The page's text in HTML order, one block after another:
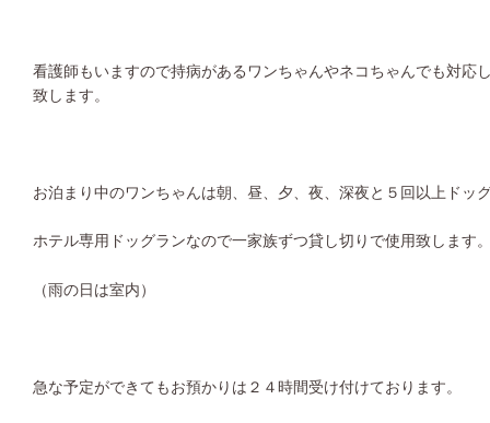
看護師もいますので持病があるワンちゃんやネコちゃんでも対応
致します。
お泊まり中のワンちゃんは朝、昼、夕、夜、深夜と５回以上ドッ
ホテル専用ドッグランなので一家族ずつ貸し切りで使用致します
（雨の日は室内）
急な予定ができてもお預かりは２４時間受け付けております。